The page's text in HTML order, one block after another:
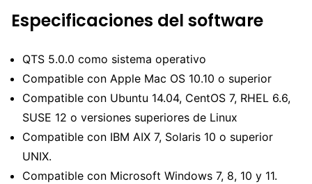
Especificaciones del software
QTS 5.0.0 como sistema operativo
Compatible con Apple Mac OS 10.10 o superior
Compatible con Ubuntu 14.04, CentOS 7, RHEL 6.6,
SUSE 12 o versiones superiores de Linux
Compatible con IBM AIX 7, Solaris 10 o superior
UNIX.
Compatible con Microsoft Windows 7, 8, 10 y 11.